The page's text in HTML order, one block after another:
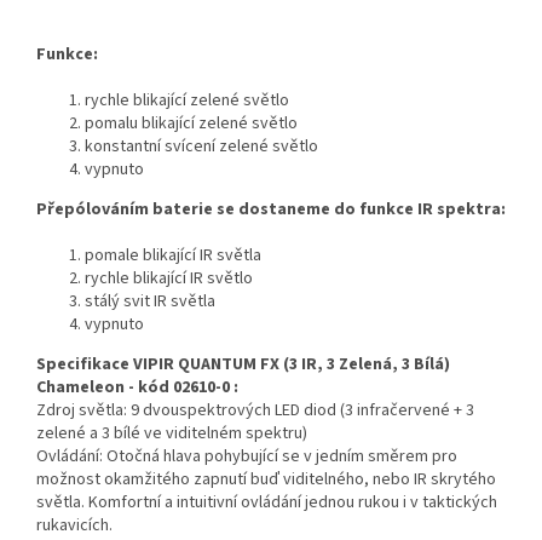
Funkce:
rychle blikající zelené světlo
pomalu blikající zelené světlo
konstantní svícení zelené světlo
vypnuto
Přepólováním baterie se dostaneme do funkce IR spektra:
pomale blikající IR světla
rychle blikající IR světlo
stálý svit IR světla
vypnuto
Specifikace VIPIR QUANTUM FX (3 IR, 3 Zelená, 3 Bílá)
Chameleon - kód 02610-0 :
Zdroj světla: 9 dvouspektrových LED diod (3 infračervené + 3
zelené a 3 bílé ve viditelném spektru)
Ovládání: Otočná hlava pohybující se v jedním směrem pro
možnost okamžitého zapnutí buď viditelného, nebo IR skrytého
světla. Komfortní a intuitivní ovládání jednou rukou i v taktických
rukavicích.